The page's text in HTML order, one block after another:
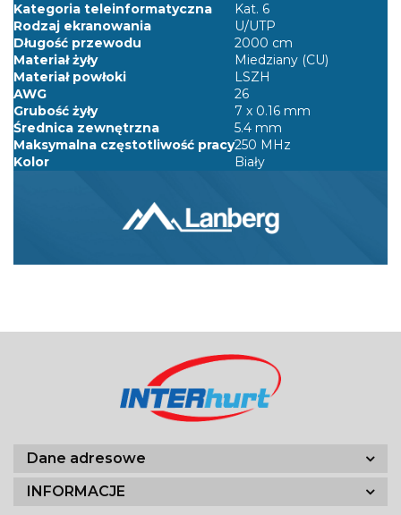
Kategoria teleinformatyczna
Kat. 6
Rodzaj ekranowania
U/UTP
Długość przewodu
2000 cm
Materiał żyły
Miedziany (CU)
Materiał powłoki
LSZH
AWG
26
Grubość żyły
7 x 0.16 mm
Średnica zewnętrzna
5.4 mm
Maksymalna częstotliwość pracy250 MHz
Kolor
Biały
Dane adresowe
INFORMACJE